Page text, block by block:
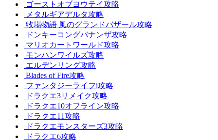
ゴーストオブヨウテイ攻略
メタルギアデルタ攻略
牧場物語 風のグランドバザール攻略
ドンキーコングバナンザ攻略
マリオカートワールド攻略
モンハンワイルズ攻略
エルデンリング攻略
Blades of Fire攻略
ファンタジーライフi攻略
ドラクエ3リメイク攻略
ドラクエ10オフライン攻略
ドラクエ11攻略
ドラクエモンスターズ3攻略
ドラクエ6攻略